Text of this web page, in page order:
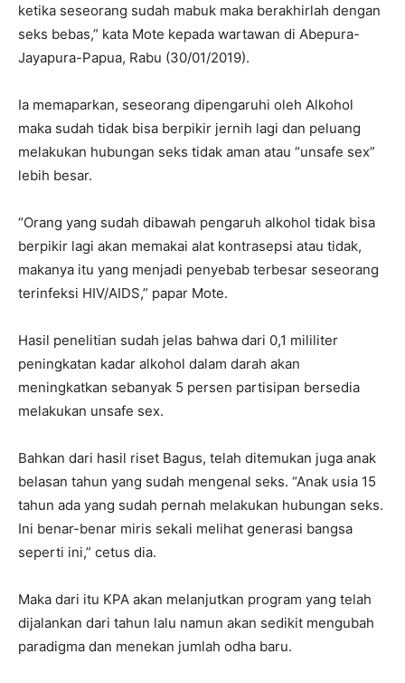
ketika seseorang sudah mabuk maka berakhirlah dengan
seks bebas,” kata Mote kepada wartawan di Abepura-
Jayapura-Papua, Rabu (30/01/2019).
Ia memaparkan, seseorang dipengaruhi oleh Alkohol
maka sudah tidak bisa berpikir jernih lagi dan peluang
melakukan hubungan seks tidak aman atau “unsafe sex”
lebih besar.
“Orang yang sudah dibawah pengaruh alkohol tidak bisa
berpikir lagi akan memakai alat kontrasepsi atau tidak,
makanya itu yang menjadi penyebab terbesar seseorang
terinfeksi HIV/AIDS,” papar Mote.
Hasil penelitian sudah jelas bahwa dari 0,1 mililiter
peningkatan kadar alkohol dalam darah akan
meningkatkan sebanyak 5 persen partisipan bersedia
melakukan unsafe sex.
Bahkan dari hasil riset Bagus, telah ditemukan juga anak
belasan tahun yang sudah mengenal seks. “Anak usia 15
tahun ada yang sudah pernah melakukan hubungan seks.
Ini benar-benar miris sekali melihat generasi bangsa
seperti ini,” cetus dia.
Maka dari itu KPA akan melanjutkan program yang telah
dijalankan dari tahun lalu namun akan sedikit mengubah
paradigma dan menekan jumlah odha baru.